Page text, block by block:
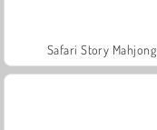
Safari Story Mahjong